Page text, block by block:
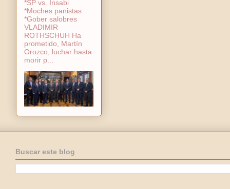
*SP vs. Insabi
*Moches panistas
*Gober salobres
VLADIMIR
ROTHSCHUH Ha
prometido, Martín
Orozco, luchar hasta
morir p...
Buscar este blog